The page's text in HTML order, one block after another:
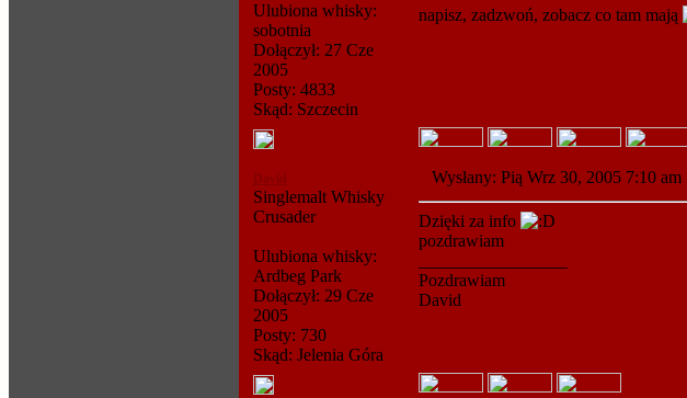
Ulubiona whisky:
sobotnia
Dołączył: 27 Cze
2005
Posty: 4833
Skąd: Szczecin
napisz, zadzwoń, zobacz co tam mają
David
Singlemalt Whisky
Crusader
Ulubiona whisky:
Ardbeg Park
Dołączył: 29 Cze
2005
Posty: 730
Skąd: Jelenia Góra
Wysłany: Pią Wrz 30, 2005 7:10 am
Dzięki za info
pozdrawiam
Pozdrawiam
David